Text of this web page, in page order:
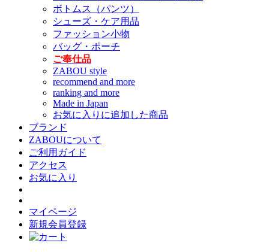
ボトムス（パンツ）
シューズ・ケア用品
ファッション小物
バッグ・ポーチ
ご奉仕品
ZABOU style
recommend and more
ranking and more
Made in Japan
お気に入りに追加した商品
ブランド
ZABOUについて
ご利用ガイド
アクセス
お気に入り
マイページ
新規会員登録